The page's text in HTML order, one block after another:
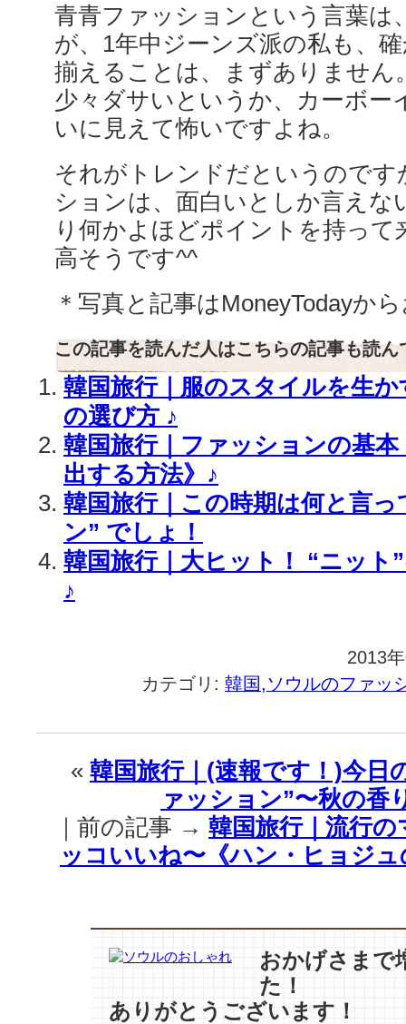
青青ファッションという言葉は
が、1年中ジーンズ派の私も、
揃えることは、まずありません
少々ダサいというか、カーボー
いに見えて怖いですよね。
それがトレンドだというので
ションは、面白いとしか言えな
り何かよほどポイントを持っ
高そうです^^
＊写真と記事はMoneyTodayか
この記事を読んだ人はこちらの記事も読ん
韓国旅行｜服のスタイルを生
の選び方 ♪
韓国旅行｜ファッションの基
出する方法》♪
韓国旅行｜この時期は何と言
ン” でしょ！
韓国旅行｜大ヒット！ “ニット
♪
2013
カテゴリ: 韓国,ソウルのファッ
« 韓国旅行｜(速報です！)今日
ァッション”〜秋の香
｜前の記事 → 韓国旅行｜流行
ッコいいね〜《ハン・ヒョジ
おかげさまで
た！
ありがとうございます！